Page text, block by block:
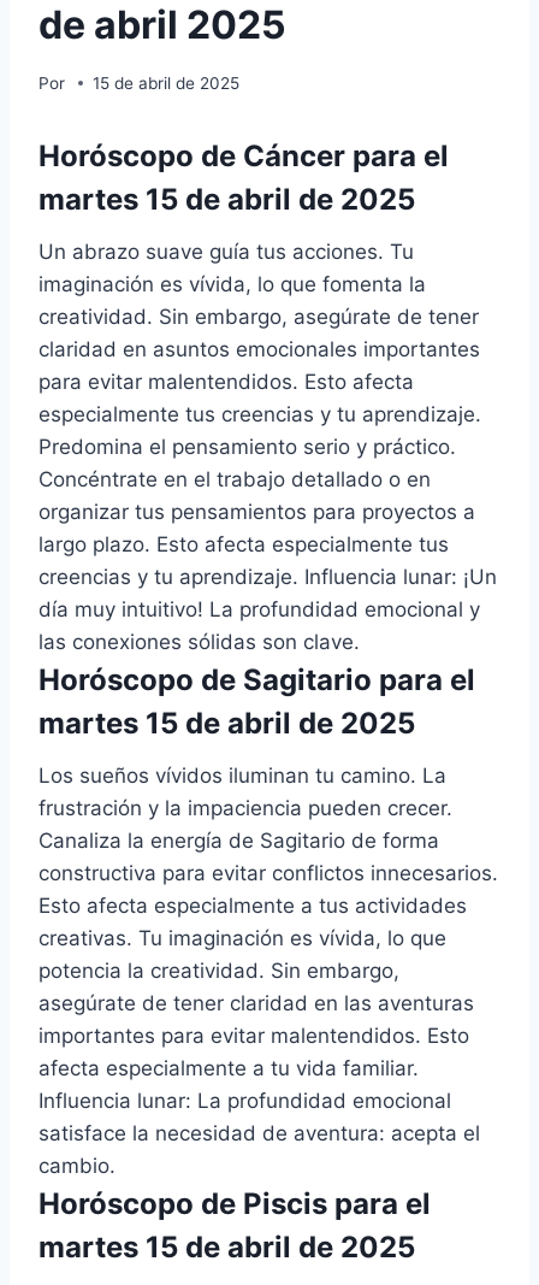
de abril 2025
Por 15 de abril de 2025
Horóscopo de Cáncer para el
martes 15 de abril de 2025
Un abrazo suave guía tus acciones. Tu
imaginación es vívida, lo que fomenta la
creatividad. Sin embargo, asegúrate de tener
claridad en asuntos emocionales importantes
para evitar malentendidos. Esto afecta
especialmente tus creencias y tu aprendizaje.
Predomina el pensamiento serio y práctico.
Concéntrate en el trabajo detallado o en
organizar tus pensamientos para proyectos a
largo plazo. Esto afecta especialmente tus
creencias y tu aprendizaje. Influencia lunar: ¡Un
día muy intuitivo! La profundidad emocional y
las conexiones sólidas son clave.
Horóscopo de Sagitario para el
martes 15 de abril de 2025
Los sueños vívidos iluminan tu camino. La
frustración y la impaciencia pueden crecer.
Canaliza la energía de Sagitario de forma
constructiva para evitar conflictos innecesarios.
Esto afecta especialmente a tus actividades
creativas. Tu imaginación es vívida, lo que
potencia la creatividad. Sin embargo,
asegúrate de tener claridad en las aventuras
importantes para evitar malentendidos. Esto
afecta especialmente a tu vida familiar.
Influencia lunar: La profundidad emocional
satisface la necesidad de aventura: acepta el
cambio.
Horóscopo de Piscis para el
martes 15 de abril de 2025